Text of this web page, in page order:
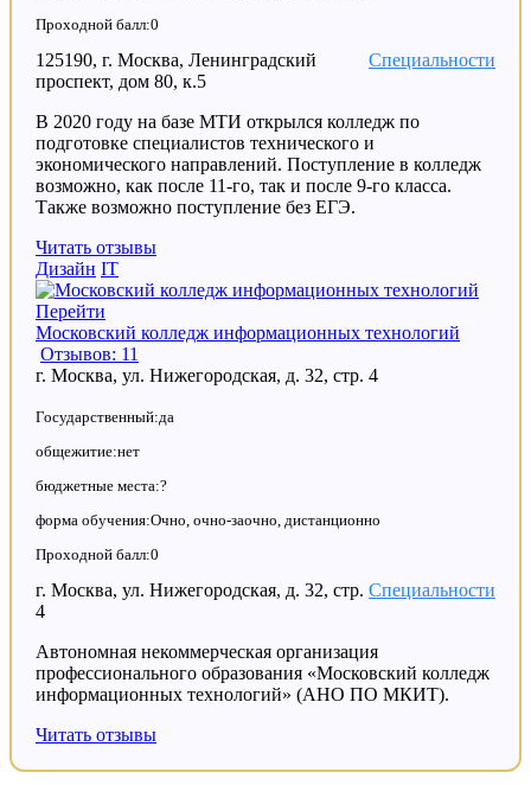
Проходной балл:0
Специальности
125190, г. Москва, Ленинградский
проспект, дом 80, к.5
В 2020 году на базе МТИ открылся колледж по
подготовке специалистов технического и
экономического направлений. Поступление в колледж
возможно, как после 11-го, так и после 9-го класса.
Также возможно поступление без ЕГЭ.
Читать отзывы
Дизайн IT
Перейти
Московский колледж информационных технологий
Отзывов: 11
г. Москва, ул. Нижегородская, д. 32, стр. 4
Государственный:да
общежитие:нет
бюджетные места:?
форма обучения:Очно, очно-заочно, дистанционно
Проходной балл:0
Специальности
г. Москва, ул. Нижегородская, д. 32, стр.
4
Автономная некоммерческая организация
профессионального образования «Московский колледж
информационных технологий» (АНО ПО МКИТ).
Читать отзывы